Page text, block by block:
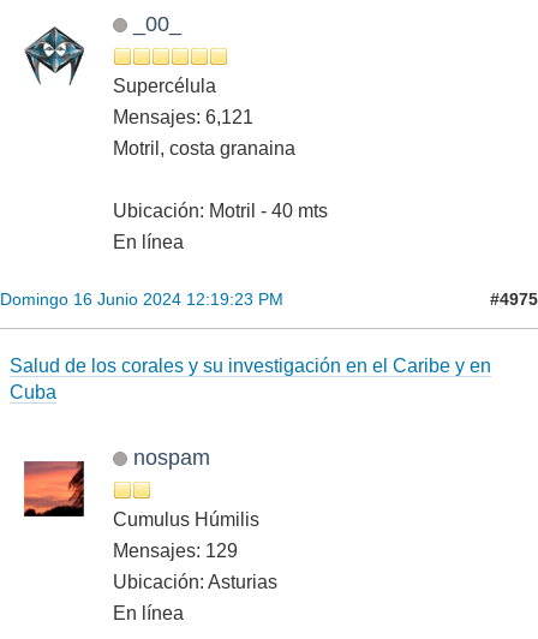
_00_
Supercélula
Mensajes: 6,121
Motril, costa granaina
Ubicación: Motril - 40 mts
En línea
Domingo 16 Junio 2024 12:19:23 PM #4975
Salud de los corales y su investigación en el Caribe y en
Cuba
nospam
Cumulus Húmilis
Mensajes: 129
Ubicación: Asturias
En línea